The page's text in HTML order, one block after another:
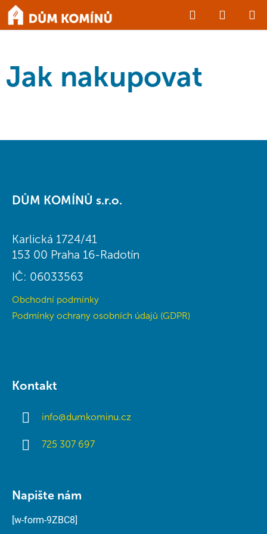
Přejít
obsah
Hledat
KOŠÍK
Domů /Jak nakupovat
Jak nakupovat
DŮM KOMÍNŮ s.r.o.
Karlická 1724/41
153 00 Praha 16-Radotín
IČ: 06033563
Obchodní podmínky
Podmínky ochrany osobních údajů (GDPR)
Kontakt
info@dumkominu.cz
725 307 697
Napište nám
[w-form-9ZBC8]